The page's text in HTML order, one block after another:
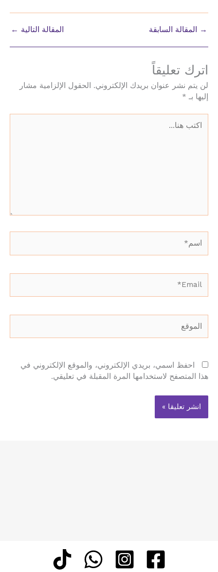
→ المقالة السابقة المقالة التالية ←
اترك تعليقاً
لن يتم نشر عنوان بريدك الإلكتروني.
الحقول الإلزامية مشار
إليها بـ *
هنا...
احفظ اسمي، بريدي الإلكتروني، والموقع الإلكتروني في
هذا المتصفح لاستخدامها المرة المقبلة في تعليقي.